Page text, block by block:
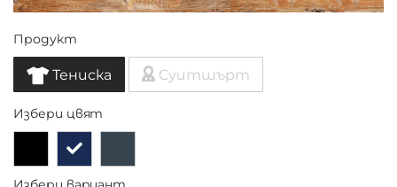
Продукт
Тениска Суитшърт
Избери цвят